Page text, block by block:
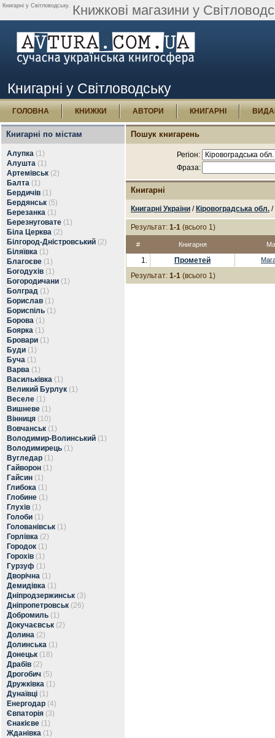
Книгарні у Світловодську. Книжкові магазини у
Книгарні у Світловодську
ГОЛОВНА КНИЖКИ АВТОРИ КНИГАРНІ
Книгарні по містам
Алупка (1)
Алушта (1)
Артемівськ (2)
Балта (1)
Бердичів (1)
Бердянськ (5)
Березанка (1)
Березнуговате (1)
Біла Церква (2)
Білгород-Дністровський (2)
Біляївка (1)
Благоєве (1)
Богодухів (1)
Богородичани (1)
Болград (1)
Борислав (1)
Бориспіль (1)
Борова (1)
Боярка (1)
Бровари (1)
Буди (1)
Буча (1)
Варва (1)
Васильківка (1)
Великий Бурлук (1)
Веселе (1)
Вишневе (1)
Вінниця (10)
Вовчанськ (1)
Володимир-Волинський (1)
Володимирець (1)
Вугледар (1)
Гайворон (1)
Гайсин (1)
Глибока (1)
Глобине (1)
Глухів (1)
Голоби (1)
Голованівськ (1)
Горлівка (2)
Городок (1)
Горохів (1)
Гурзуф (1)
Дворічна (1)
Демидівка (1)
Дніпродзержинськ (3)
Дніпропетровськ (26)
Добромиль (1)
Докучаєвськ (2)
Долина (2)
Долинська (1)
Донецьк (18)
Драбів (2)
Дрогобич (5)
Дружківка (1)
Дунаївці (1)
Енергодар (4)
Євпаторія (3)
Єнакієве (1)
Жданівка (1)
Пошук книгарень
Регіон:
Фраза:
Книгарні
Книгарні України / Кіровоградська обл. /
Результат: 1-1 (всього 1)
# Книгарня
1. Прометей
Результат: 1-1 (всього 1)